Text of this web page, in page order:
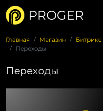
PROGER
Главная Магазин Битрикс
Переходы
Переходы